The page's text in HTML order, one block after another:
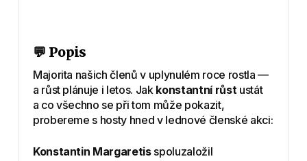
💬 Popis
Majorita našich členů v uplynulém roce rostla —
a růst plánuje i letos. Jakkonstantní růst ustát
a co všechno se při tom může pokazit,
probereme s hosty hned v lednové členské akci:
Konstantin Margaretisspoluzaložil